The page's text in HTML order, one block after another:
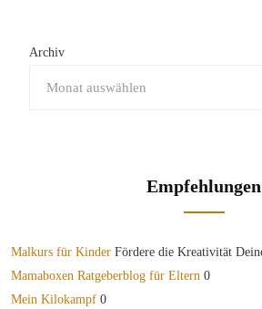
Archiv
Empfehlungen
Malkurs für Kinder Fördere die Kreativität
Mamaboxen Ratgeberblog für Eltern 0
Mein Kilokampf 0